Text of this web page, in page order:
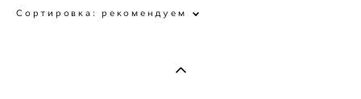
Сортировка: рекомендуем